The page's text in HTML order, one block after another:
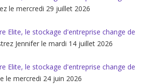
le mercredi 29 juillet 2026
Elite, le stockage d'entreprise change de
Jennifer le mardi 14 juillet 2026
Elite, le stockage d'entreprise change de
le mercredi 24 juin 2026